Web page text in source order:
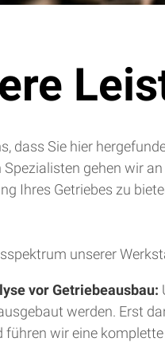
dass Sie hier
gehen wir
Ihres Getriebes zu
unserer
vor Getriebeausbau:
werden. Erst
führen wir eine